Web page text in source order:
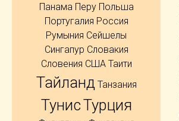
Панама Перу Польша
Португалия Россия
Румыния Сейшелы
Сингапур Словакия
Словения США Таити
Тайланд Танзания
ТунисТурция